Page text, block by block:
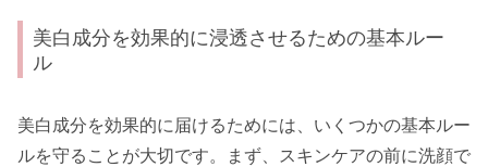
美白成分を効果的に浸透させるための基本ルー
ル
美白成分を効果的に届けるためには、いくつかの基本ルー
ルを守ることが大切です。まず、スキンケアの前に洗顔で